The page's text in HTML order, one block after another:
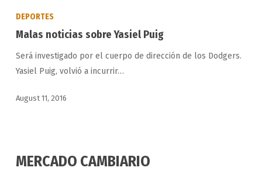
Yasiel
Puig
DEPORTES
Malas noticias sobre Yasiel Puig
Será investigado por el cuerpo de dirección de los Dodgers.
Yasiel Puig, volvió a incurrir…
August 11, 2016
MERCADO CAMBIARIO